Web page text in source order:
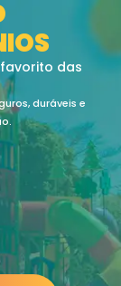
das
duráveis e